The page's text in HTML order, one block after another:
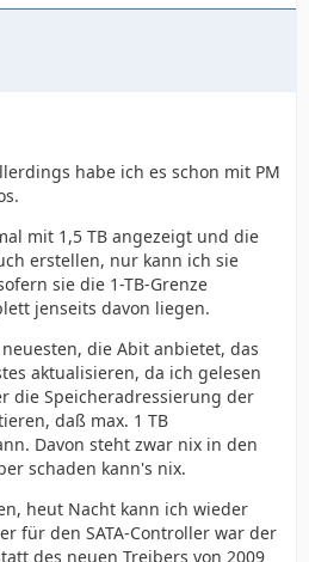
habe ich es schon mit PM
mit 1,5 TB angezeigt und die
erstellen, nur kann ich sie
sie die 1-TB-Grenze
jenseits davon liegen.
die Abit anbietet, das
aktualisieren, da ich gelesen
die Speicheradressierung der
daß max. 1 TB
Davon steht zwar nix in den
schaden kann's nix.
heut Nacht kann ich wieder
für den SATA-Controller war der
des neuen Treibers von 2009